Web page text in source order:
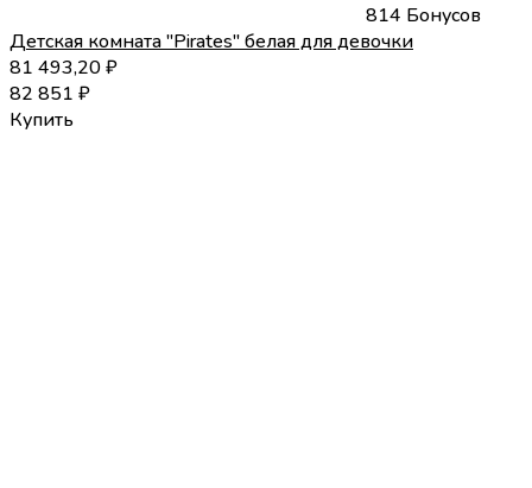
814 Бонусов
Детская комната "Pirates" белая для девочки
81 493,20₽
82 851 ₽
Купить